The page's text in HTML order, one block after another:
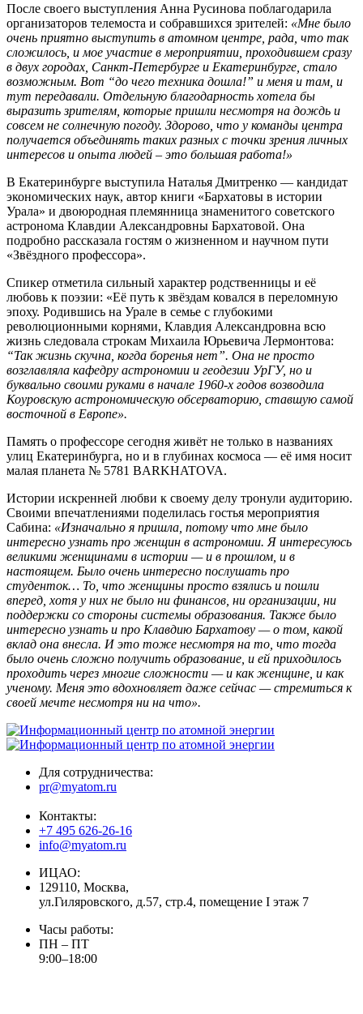
После своего выступления Анна Русинова поблагодарила
организаторов телемоста и собравшихся зрителей: «Мне было
очень приятно выступить в атомном центре, рада, что так
сложилось, и мое участие в мероприятии, проходившем сразу
в двух городах, Санкт-Петербурге и Екатеринбурге, стало
возможным. Вот “до чего техника дошла!” и меня и там, и
тут передавали. Отдельную благодарность хотела бы
выразить зрителям, которые пришли несмотря на дождь и
совсем не солнечную погоду. Здорово, что у команды центра
получается объединять таких разных с точки зрения личных
интересов и опыта людей – это большая работа!»
В Екатеринбурге выступила Наталья Дмитренко — кандидат
экономических наук, автор книги «Бархатовы в истории
Урала» и двоюродная племянница знаменитого советского
астронома Клавдии Александровны Бархатовой. Она
подробно рассказала гостям о жизненном и научном пути
«Звёздного профессора».
Спикер отметила сильный характер родственницы и её
любовь к поэзии: «Её путь к звёздам ковался в переломную
эпоху. Родившись на Урале в семье с глубокими
революционными корнями, Клавдия Александровна всю
жизнь следовала строкам Михаила Юрьевича Лермонтова:
“Так жизнь скучна, когда боренья нет”. Она не просто
возглавляла кафедру астрономии и геодезии УрГУ, но и
буквально своими руками в начале 1960-х годов возводила
Коуровскую астрономическую обсерваторию, ставшую самой
восточной в Европе».
Память о профессоре сегодня живёт не только в названиях
улиц Екатеринбурга, но и в глубинах космоса — её имя носит
малая планета № 5781 BARKHATOVA.
Истории искренней любви к своему делу тронули аудиторию.
Своими впечатлениями поделилась гостья мероприятия
Сабина: «Изначально я пришла, потому что мне было
интересно узнать про женщин в астрономии. Я интересуюсь
великими женщинами в истории — и в прошлом, и в
настоящем. Было очень интересно послушать про
студенток… То, что женщины просто взялись и пошли
вперед, хотя у них не было ни финансов, ни организации, ни
поддержки со стороны системы образования. Также было
интересно узнать и про Клавдию Бархатову — о том, какой
вклад она внесла. И это тоже несмотря на то, что тогда
было очень сложно получить образование, и ей приходилось
проходить через многие сложности — и как женщине, и как
ученому. Меня это вдохновляет даже сейчас — стремиться к
своей мечте несмотря ни на что».
Для сотрудничества:
pr@myatom.ru
Контакты:
+7 495 626-26-16
info@myatom.ru
ИЦАО:
129110, Москва,
ул.Гиляровского, д.57, стр.4, помещение I этаж 7
Часы работы:
ПН – ПТ
9:00–18:00